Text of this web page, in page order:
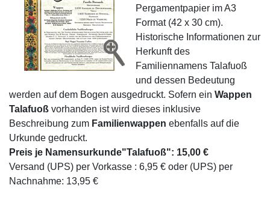
Pergamentpapier im A3
Format (42 x 30 cm).
Historische Informationen zur
Herkunft des
Familiennamens Talafuoß
und dessen Bedeutung
werden auf dem Bogen ausgedruckt. Sofern ein Wappen
Talafuoß vorhanden ist wird dieses inklusive
Beschreibung zum Familienwappen ebenfalls auf die
Urkunde gedruckt.
Preis je Namensurkunde"Talafuoß": 15,00 €
Versand (UPS) per Vorkasse : 6,95 € oder (UPS) per
Nachnahme: 13,95 €